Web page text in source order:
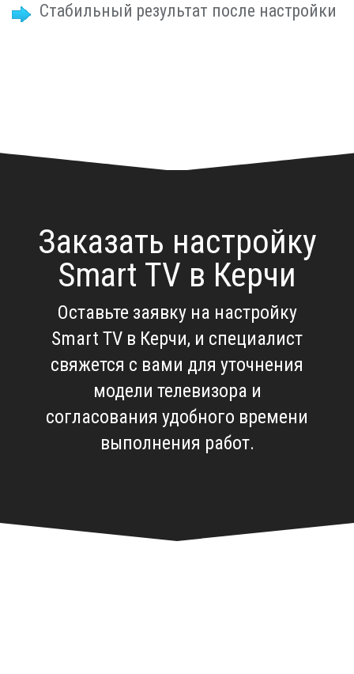
Стабильный результат после настройки
Заказать настройку
Smart TV в Керчи
Оставьте заявку на настройку
Smart TV в Керчи, и специалист
свяжется с вами для уточнения
модели телевизора и
согласования удобного времени
выполнения работ.